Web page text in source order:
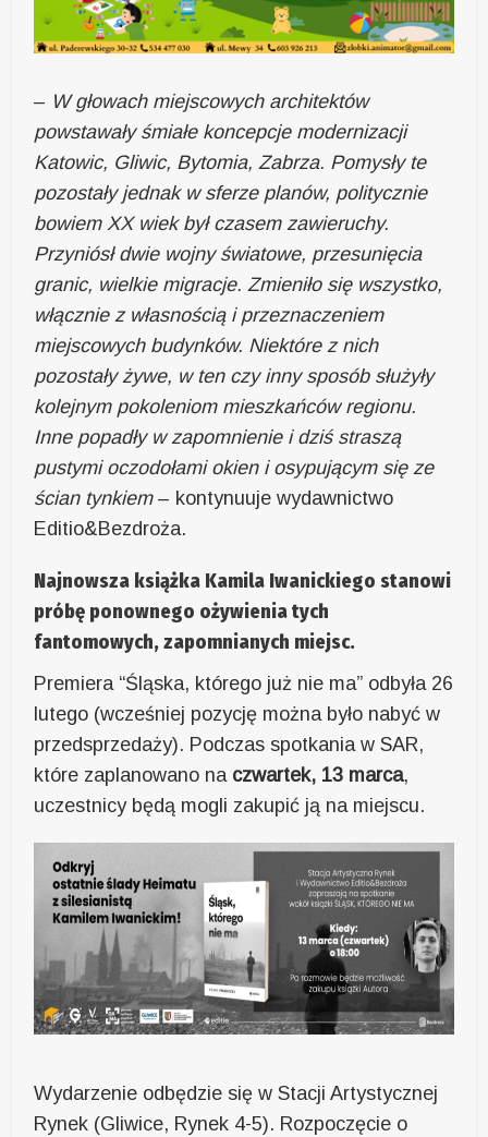
– W głowach miejscowych architektów
powstawały śmiałe koncepcje modernizacji
Katowic, Gliwic, Bytomia, Zabrza. Pomysły te
pozostały jednak w sferze planów, politycznie
bowiem XX wiek był czasem zawieruchy.
Przyniósł dwie wojny światowe, przesunięcia
granic, wielkie migracje. Zmieniło się wszystko,
włącznie z własnością i przeznaczeniem
miejscowych budynków. Niektóre z nich
pozostały żywe, w ten czy inny sposób służyły
kolejnym pokoleniom mieszkańców regionu.
Inne popadły w zapomnienie i dziś straszą
pustymi oczodołami okien i osypującym się ze
ścian tynkiem– kontynuuje wydawnictwo
Editio&Bezdroża.
Najnowsza książka Kamila Iwanickiego stanowi
próbę ponownego ożywienia tych
fantomowych, zapomnianych miejsc.
Premiera “Śląska, którego już nie ma” odbyła 26
lutego (wcześniej pozycję można było nabyć w
przedsprzedaży). Podczas spotkania w SAR,
które zaplanowano na czwartek, 13 marca,
uczestnicy będą mogli zakupić ją na miejscu.
Wydarzenie odbędzie się w Stacji Artystycznej
Rynek (Gliwice, Rynek 4-5). Rozpoczęcie o